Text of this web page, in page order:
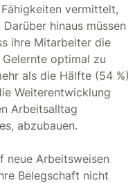
vermittelt,
hinaus müssen
ihre Mitarbeiter die
optimal zu
als die Hälfte (54 %)
Weiterentwicklung
Arbeitsalltag
abzubauen.
neue Arbeitsweisen
Belegschaft nicht